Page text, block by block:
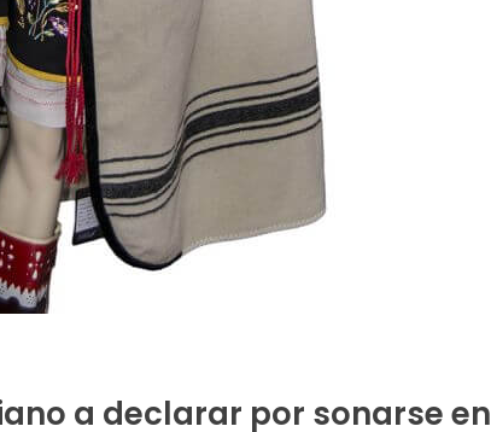
a declarar por sonarse en